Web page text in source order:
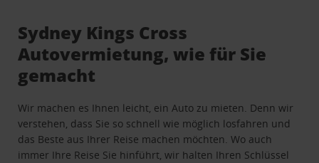
Sydney Kings Cross
Autovermietung, wie für Sie
gemacht
Wir machen es Ihnen leicht, ein Auto zu mieten. Denn wir
verstehen, dass Sie so schnell wie möglich losfahren und
das Beste aus Ihrer Reise machen möchten. Wo auch
immer Ihre Reise Sie hinführt, wir halten Ihren Schlüssel